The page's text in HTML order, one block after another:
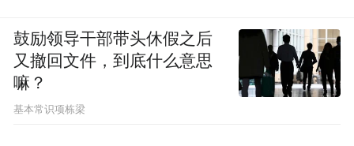
鼓励领导干部带头休假之后
又撤回文件，到底什么意思
嘛？
基本常识项栋梁